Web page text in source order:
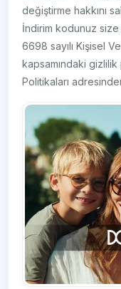
değiştirme hakkını
İndirim kodunuz size
6698 sayılı Kişisel
kapsamındaki
Politikaları